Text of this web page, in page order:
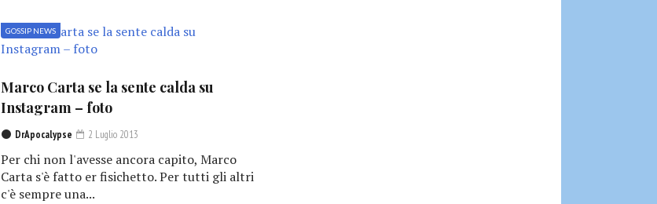
GOSSIP NEWS
Marco Carta se la sente calda su
Instagram – foto
DrApocalypse 2 Luglio 2013
Per chi non l'avesse ancora capito, Marco
Carta s'è fatto er fisichetto. Per tutti gli altri
c'è sempre una...